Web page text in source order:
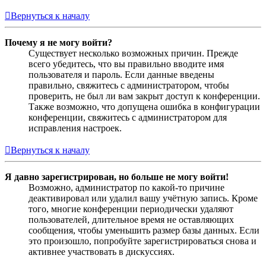
Вернуться к началу
Почему я не могу войти?
Существует несколько возможных причин. Прежде
всего убедитесь, что вы правильно вводите имя
пользователя и пароль. Если данные введены
правильно, свяжитесь с администратором, чтобы
проверить, не был ли вам закрыт доступ к конференции.
Также возможно, что допущена ошибка в конфигурации
конференции, свяжитесь с администратором для
исправления настроек.
Вернуться к началу
Я давно зарегистрирован, но больше не могу войти!
Возможно, администратор по какой-то причине
деактивировал или удалил вашу учётную запись. Кроме
того, многие конференции периодически удаляют
пользователей, длительное время не оставляющих
сообщения, чтобы уменьшить размер базы данных. Если
это произошло, попробуйте зарегистрироваться снова и
активнее участвовать в дискуссиях.